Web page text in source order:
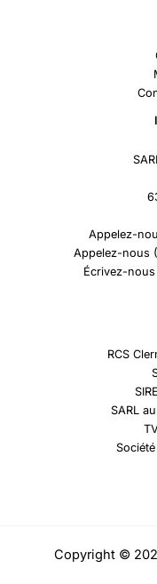
Appelez-
Appelez-nous
Écrivez-
RCS
SARL
Copyright ©